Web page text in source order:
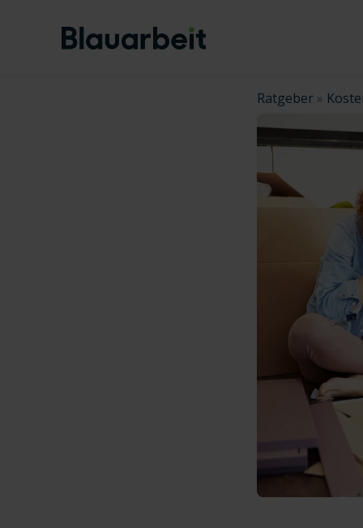
Ratgeber »